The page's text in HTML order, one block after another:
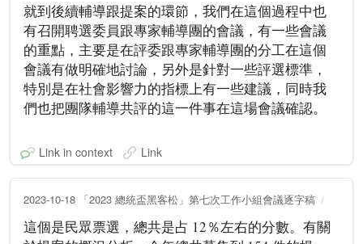
就到後續輔導跟提案的環節，我們在這個過程中也
有召開聘選委員跟專家輔導團的會議，有一些會議
的重點，主要是在評委跟專家輔導團的分工在這個
會議有做明確地討論，另外是針對一些評選標準，
特別是在社會影響力的指標上有一些建議，同時我
們也把團隊輔導共評的這一件事在這場會議確認。
Link in context Link
2023-10-18 「2023 總統盃黑客松」第七次工作小組會議逐字稿
這個是民眾票選，總共是占 12％左右的分數。有關